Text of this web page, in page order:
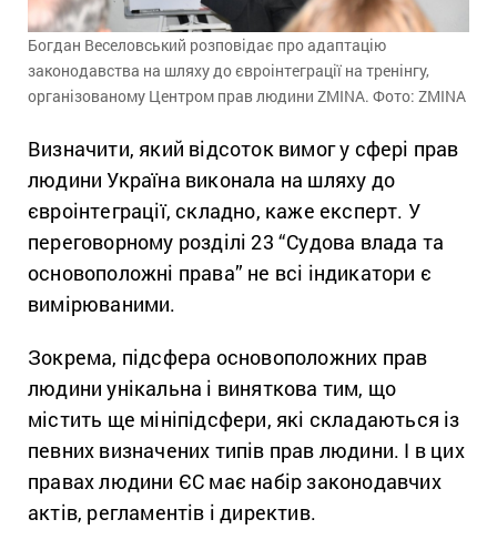
Богдан Веселовський розповідає про адаптацію
законодавства на шляху до євроінтеграції на тренінгу,
організованому Центром прав людини ZMINA. Фото: ZMINA
Визначити, який відсоток вимог у сфері прав
людини Україна виконала на шляху до
євроінтеграції, складно, каже експерт. У
переговорному розділі 23 “Судова влада та
основоположні права” не всі індикатори є
вимірюваними.
Зокрема, підсфера основоположних прав
людини унікальна і виняткова тим, що
містить ще мініпідсфери, які складаються із
певних визначених типів прав людини. І в цих
правах людини ЄС має набір законодавчих
актів, регламентів і директив.